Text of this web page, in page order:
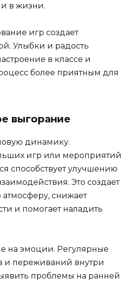
и в жизни.
игр создает
Улыбки и радость
в классе и
более приятным для
выгорание
динамику.
игр или мероприятий
способствует улучшению
Это создает
снижает
и помогает наладить
на эмоции. Регулярные
и переживаний внутри
проблемы на ранней